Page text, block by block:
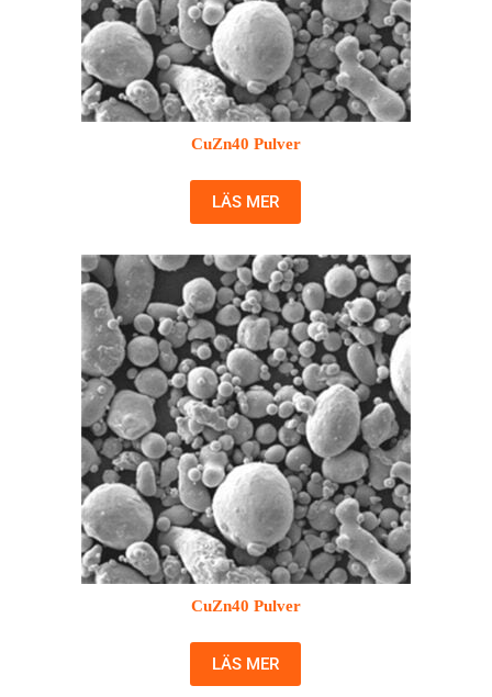
CuZn40 Pulver
LÄS MER
CuZn40 Pulver
LÄS MER